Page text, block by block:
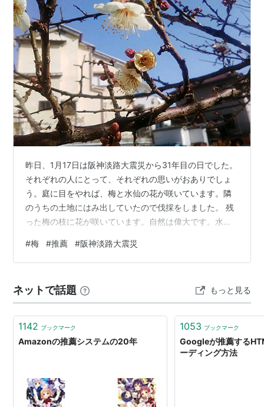
昨日、1月17日は阪神淡路大震災から31年目の日でした。
それぞれの人にとって、それぞれの思いがおありでしょ
う。庭に目をやれば、梅と水仙の花が咲いています。隣
のうちの土地にはみ出していたので伐採をしました。 残
った梅の枝に花が咲いています。自然は偉大です。水仙
思い出します。阪神淡路大震災に思いを馳せながら、今
日もみなさまに何かいいことがありますように。
#梅 #推薦 #阪神淡路大震災
ネットで話題 もっと見る
1142 ブックマーク
Amazonの推薦システムの20年
1053 ブックマーク
Googleが推薦する
ーディング方法